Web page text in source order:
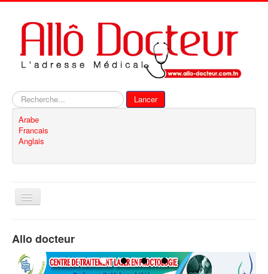
Rechercher
Lancer
Arabe
Francais
Anglais
Basculer
Contact
Allo docteur